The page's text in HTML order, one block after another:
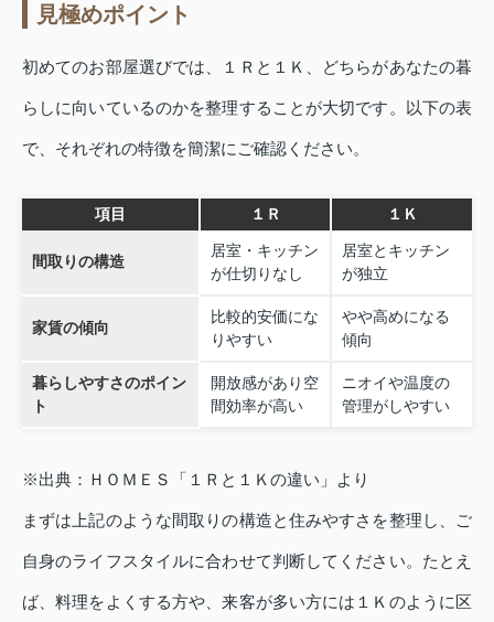
見極めポイント
初めてのお部屋選びでは、１Ｒと１Ｋ、どちらがあなたの暮
らしに向いているのかを整理することが大切です。以下の表
で、それぞれの特徴を簡潔にご確認ください。
項目 １Ｒ １Ｋ
間取りの構造
居室・キッチン
が仕切りなし
居室とキッチン
が独立
家賃の傾向
比較的安価にな
りやすい
やや高めになる
傾向
暮らしやすさのポイン
ト
開放感があり空
間効率が高い
ニオイや温度の
管理がしやすい
※出典：ＨＯＭＥＳ「１Ｒと１Ｋの違い」より
まずは上記のような間取りの構造と住みやすさを整理し、ご
自身のライフスタイルに合わせて判断してください。たとえ
ば、料理をよくする方や、来客が多い方には１Ｋのように区